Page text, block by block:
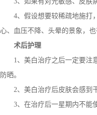
4、假设想要较稀疏地施打，
心、血压不降、头晕的景象，
术后护理
1、美白治疗之后一定要注意
防晒。
2、美白治疗后皮肤会感到干
3、在治疗后一星期内不能使